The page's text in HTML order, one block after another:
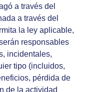
a través del
a través del
la ley aplicable,
responsables
incidentales,
tipo (incluidos,
pérdida de
de la actividad